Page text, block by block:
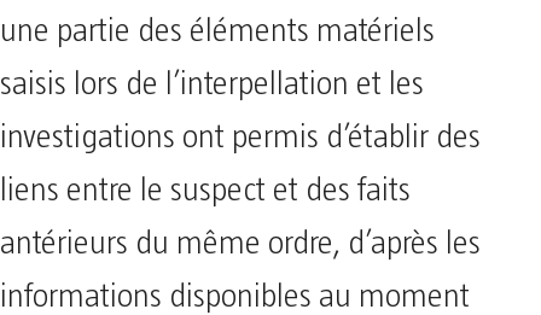
une partie des éléments matériels
saisis lors de l’interpellation et les
investigations ont permis d’établir des
liens entre le suspect et des faits
antérieurs du même ordre, d’après les
informations disponibles au moment